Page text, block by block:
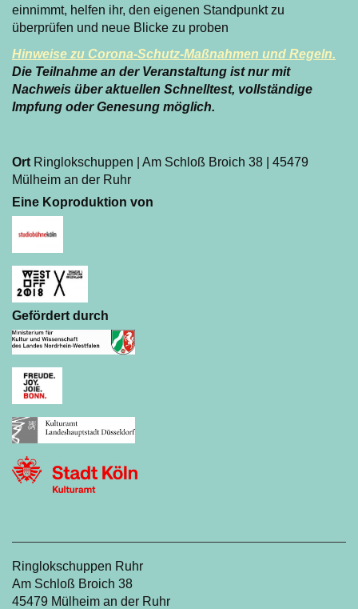
einnimmt, helfen ihr, den eigenen Standpunkt zu
überprüfen und neue Blicke zu proben
Hinweise zu Corona-Schutz-Maßnahmen und Regeln.
Die Teilnahme an der Veranstaltung ist nur mit
Nachweis über aktuellen Schnelltest, vollständige
Impfung oder Genesung möglich.
Ort Ringlokschuppen | Am Schloß Broich 38 | 45479
Mülheim an der Ruhr
Eine Koproduktion von
Gefördert durch
Ringlokschuppen Ruhr
Am Schloß Broich 38
45479 Mülheim an der Ruhr